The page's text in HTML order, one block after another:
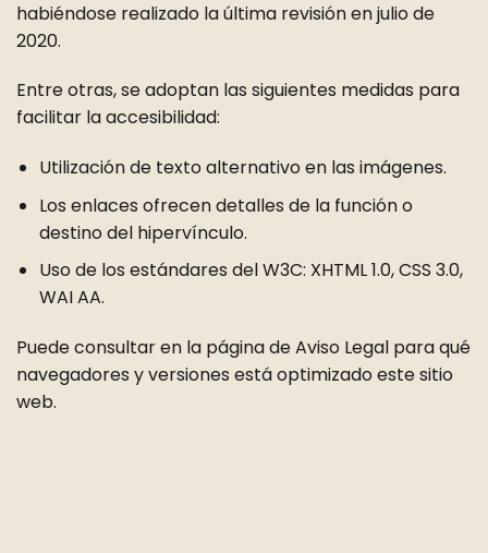
habiéndose realizado la última revisión en julio de
2020.
Entre otras, se adoptan las siguientes medidas para
facilitar la accesibilidad:
Utilización de texto alternativo en las imágenes.
Los enlaces ofrecen detalles de la función o
destino del hipervínculo.
Uso de los estándares del W3C: XHTML 1.0, CSS 3.0,
WAI AA.
Puede consultar en la página de Aviso Legal para qué
navegadores y versiones está optimizado este sitio
web.